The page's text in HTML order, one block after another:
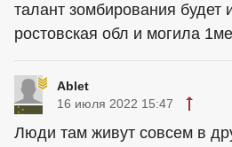
талант зомбирования будет
ростовская обл и могила
Ablet
16 июля 2022 15:47
Люди там живут совсем в